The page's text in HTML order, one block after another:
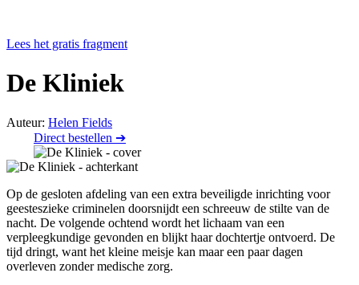
Lees het gratis fragment
De Kliniek
Auteur: Helen Fields
Direct bestellen ➔
Op de gesloten afdeling van een extra beveiligde inrichting voor
geesteszieke criminelen doorsnijdt een schreeuw de stilte van de
nacht. De volgende ochtend wordt het lichaam van een
verpleegkundige gevonden en blijkt haar dochtertje ontvoerd. De
tijd dringt, want het kleine meisje kan maar een paar dagen
overleven zonder medische zorg.